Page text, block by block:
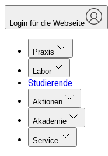
Login für die Webseite
Praxis
Labor
Studierende
Aktionen
Akademie
Service